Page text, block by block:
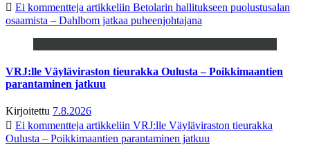
Ei kommentteja artikkeliin Betolarin hallitukseen puolustusalan
osaamista – Dahlbom jatkaa puheenjohtajana
VRJ:lle Väyläviraston tieurakka Oulusta – Poikkimaantien
parantaminen jatkuu
Kirjoitettu 7.8.2026
Ei kommentteja artikkeliin VRJ:lle Väyläviraston tieurakka
Oulusta – Poikkimaantien parantaminen jatkuu